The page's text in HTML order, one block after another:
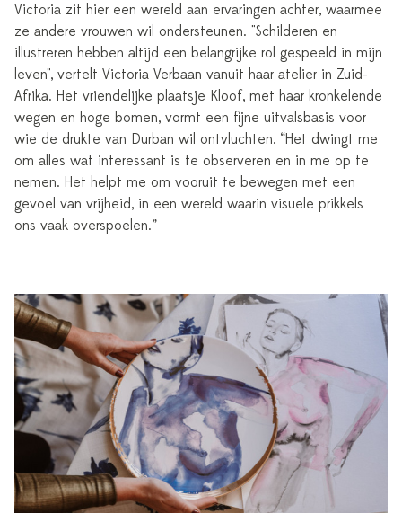
Victoria zit hier een wereld aan ervaringen achter, waarmee
ze andere vrouwen wil ondersteunen. "Schilderen en
illustreren hebben altijd een belangrijke rol gespeeld in mijn
leven", vertelt Victoria Verbaan vanuit haar atelier in Zuid-
Afrika. Het vriendelijke plaatsje Kloof, met haar kronkelende
wegen en hoge bomen, vormt een fijne uitvalsbasis voor
wie de drukte van Durban wil ontvluchten. “Het dwingt me
om alles wat interessant is te observeren en in me op te
nemen. Het helpt me om vooruit te bewegen met een
gevoel van vrijheid, in een wereld waarin visuele prikkels
ons vaak overspoelen.”